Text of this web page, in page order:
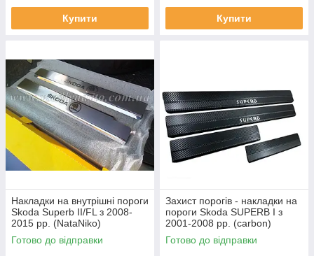
Купити Купити
Накладки на внутрішні пороги
Skoda Superb II/FL з 2008-
2015 рр. (NataNiko)
Готово до відправки
Захист порогів - накладки на
пороги Skoda SUPERB I з
2001-2008 рр. (carbon)
Готово до відправки